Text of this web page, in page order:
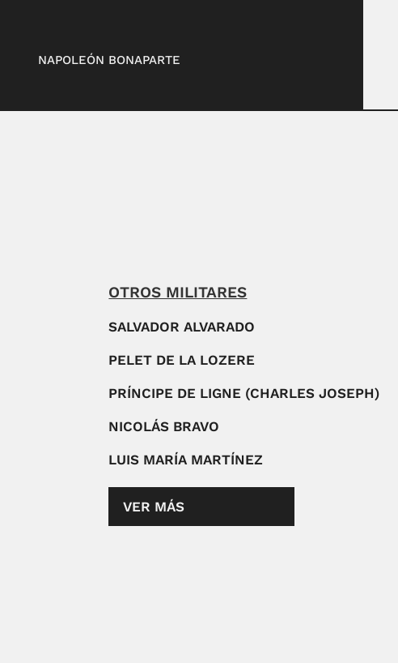
NAPOLEÓN BONAPARTE
OTROS MILITARES
SALVADOR ALVARADO
PELET DE LA LOZERE
PRÍNCIPE DE LIGNE (CHARLES JOSEPH)
NICOLÁS BRAVO
LUIS MARÍA MARTÍNEZ
VER MÁS